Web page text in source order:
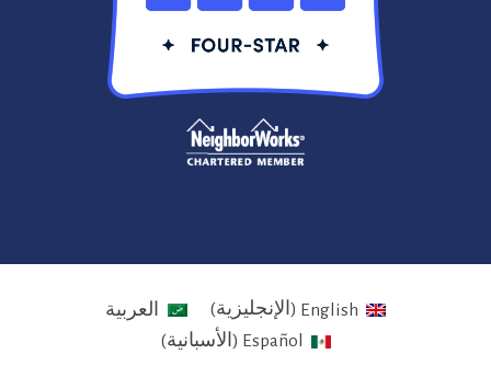
English
(الإنجليزية)
العربية
Español
( الأسبانية)